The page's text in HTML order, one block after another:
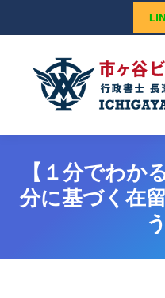
【１分でわか
分に基づく在